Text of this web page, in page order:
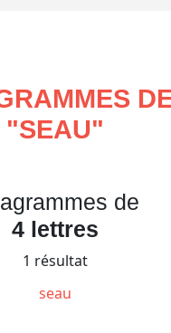
"SEAU"
de
4 lettres
1 résultat
seau